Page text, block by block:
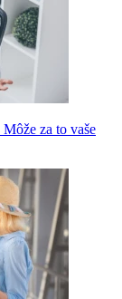
za to vaše